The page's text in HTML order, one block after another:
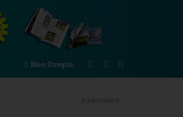
Mon Compte
S'ABONNER